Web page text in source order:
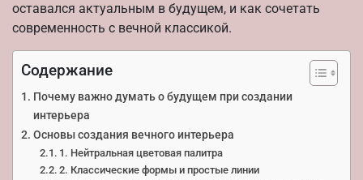
оставался актуальным в будущем, и как сочетать
современность с вечной классикой.
Содержание
Почему важно думать о будущем при создании
интерьера
Основы создания вечного интерьера
1. Нейтральная цветовая палитра
2. Классические формы и простые линии